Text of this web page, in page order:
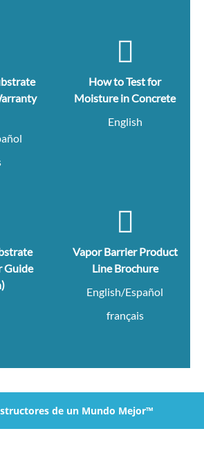
How to Test for
Moisture in Concrete
English
Guide
Vapor Barrier Product
Line Brochure
English/Español
français
de un Mundo Mejor™